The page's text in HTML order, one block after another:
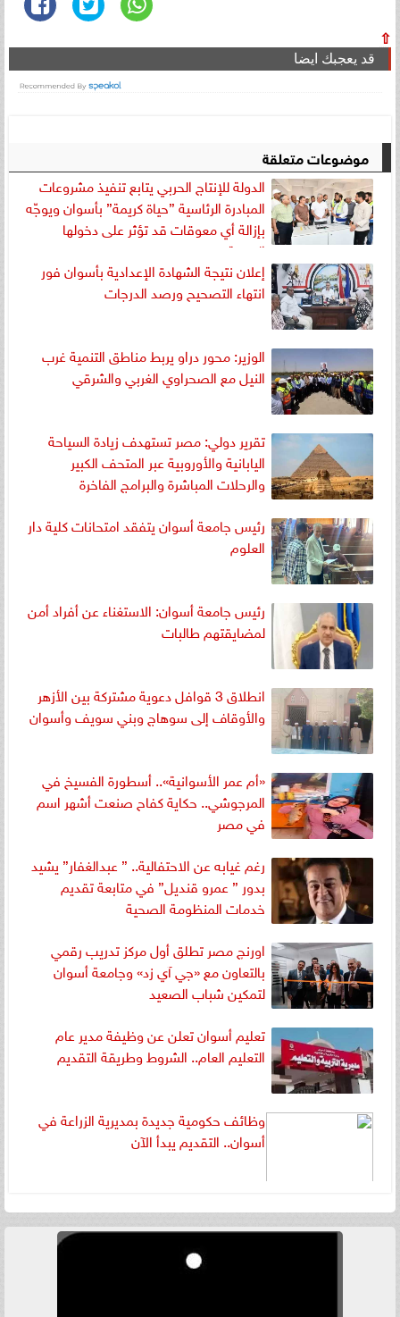
⇧
قد يعجبك ايضا
موضوعات متعلقة
الدولة للإنتاج الحربي يتابع تنفيذ مشروعات
المبادرة الرئاسية ”حياة كريمة” بأسوان ويوجّه
بإزالة أي معوقات قد تؤثر على دخولها
الخدمة
إعلان نتيجة الشهادة الإعدادية بأسوان فور
انتهاء التصحيح ورصد الدرجات
الوزير: محور دراو يربط مناطق التنمية غرب
النيل مع الصحراوي الغربي والشرقي
تقرير دولي: مصر تستهدف زيادة السياحة
اليابانية والأوروبية عبر المتحف الكبير
والرحلات المباشرة والبرامج الفاخرة
رئيس جامعة أسوان يتفقد امتحانات كلية دار
العلوم
رئيس جامعة أسوان: الاستغناء عن أفراد أمن
لمضايقتهم طالبات
انطلاق 3 قوافل دعوية مشتركة بين الأزهر
والأوقاف إلى سوهاج وبني سويف وأسوان
«أم عمر الأسوانية».. أسطورة الفسيخ في
المرجوشي.. حكاية كفاح صنعت أشهر اسم
في مصر
رغم غيابه عن الاحتفالية.. ” عبدالغفار” يشيد
بدور ” عمرو قنديل” في متابعة تقديم
خدمات المنظومة الصحية
اورنچ مصر تطلق أول مركز تدريب رقمي
بالتعاون مع «جي آي زد» وجامعة أسوان
لتمكين شباب الصعيد
تعليم أسوان تعلن عن وظيفة مدير عام
التعليم العام.. الشروط وطريقة التقديم
وظائف حكومية جديدة بمديرية الزراعة في
أسوان.. التقديم يبدأ الآن